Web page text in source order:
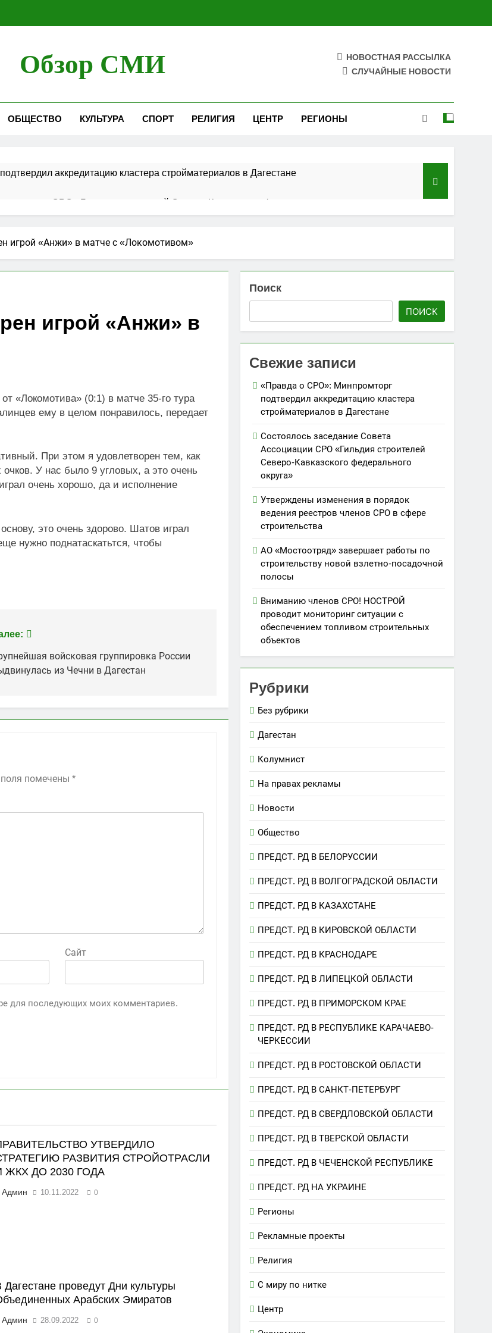
Обзор СМИ
НОВОСТНАЯ РАССЫЛКА
СЛУЧАЙНЫЕ НОВОСТИ
ОБЩЕСТВО КУЛЬТУРА СПОРТ РЕЛИГИЯ ЦЕНТР РЕГИОНЫ
аккредитацию кластера стройматериалов в Дагестане
СРО «Гильдия строителей Северо-Кавказского федерального округа»
по строительству новой взлетно-посадочной полосы
мониторинг ситуации с обеспечением топливом строительных объектов
по направлениям «Я-ИЖЕНЕР» и «Я-ДИЗАЙНЕР»
игрой «Анжи» в матче с «Локомотивом»
игрой «Анжи» в
«Локомотива» (0:1) в матче 35-го тура
ему в целом понравилось, передает
При этом я удовлетворен тем, как
У нас было 9 угловых, а это очень
очень хорошо, да и исполнение
это очень здорово. Шатов играл
нужно поднатаскатьтся, чтобы
войсковая группировка России
из Чечни в Дагестан
помечены *
Сайт
для последующих моих комментариев.
УТВЕРДИЛО
РАЗВИТИЯ СТРОЙОТРАСЛИ
ЖКХ ДО 2030 ГОДА
Админ 10.11.2022 0
Дагестане проведут Дни культуры
Арабских Эмиратов
Админ 28.09.2022 0
Поиск
ПОИСК
Свежие записи
«Правда о СРО»: Минпромторг
подтвердил аккредитацию кластера
стройматериалов в Дагестане
Состоялось заседание Совета
Ассоциации СРО «Гильдия строителей
Северо-Кавказского федерального
округа»
Утверждены изменения в порядок
ведения реестров членов СРО в сфере
строительства
АО «Мостоотряд» завершает работы по
строительству новой взлетно-посадочной
полосы
Вниманию членов СРО! НОСТРОЙ
проводит мониторинг ситуации с
обеспечением топливом строительных
объектов
Рубрики
Без рубрики
Дагестан
Колумнист
На правах рекламы
Новости
Общество
ПРЕДСТ. РД В БЕЛОРУССИИ
ПРЕДСТ. РД В ВОЛГОГРАДСКОЙ ОБЛАСТИ
ПРЕДСТ. РД В КАЗАХСТАНЕ
ПРЕДСТ. РД В КИРОВСКОЙ ОБЛАСТИ
ПРЕДСТ. РД В КРАСНОДАРЕ
ПРЕДСТ. РД В ЛИПЕЦКОЙ ОБЛАСТИ
ПРЕДСТ. РД В ПРИМОРСКОМ КРАЕ
ПРЕДСТ. РД В РЕСПУБЛИКЕ КАРАЧАЕВО-
ЧЕРКЕССИИ
ПРЕДСТ. РД В РОСТОВСКОЙ ОБЛАСТИ
ПРЕДСТ. РД В САНКТ-ПЕТЕРБУРГ
ПРЕДСТ. РД В СВЕРДЛОВСКОЙ ОБЛАСТИ
ПРЕДСТ. РД В ТВЕРСКОЙ ОБЛАСТИ
ПРЕДСТ. РД В ЧЕЧЕНСКОЙ РЕСПУБЛИКЕ
ПРЕДСТ. РД НА УКРАИНЕ
Регионы
Рекламные проекты
Религия
С миру по нитке
Центр